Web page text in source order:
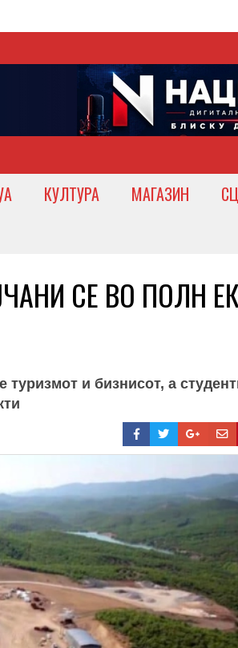
КУЛТУРА МАГАЗИН
СЕ ВО ПОЛН
туризмот и бизнисот, а